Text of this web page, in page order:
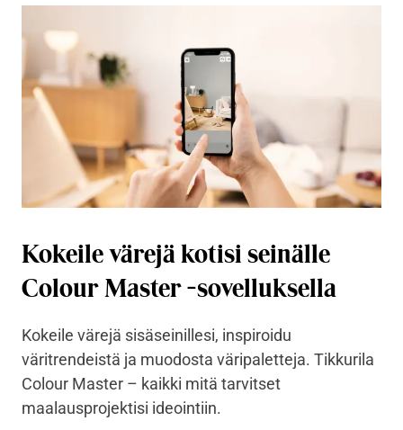
Kokeile värejä kotisi seinälle
Colour Master -sovelluksella
Kokeile värejä sisäseinillesi, inspiroidu
väritrendeistä ja muodosta väripaletteja. Tikkurila
Colour Master – kaikki mitä tarvitset
maalausprojektisi ideointiin.